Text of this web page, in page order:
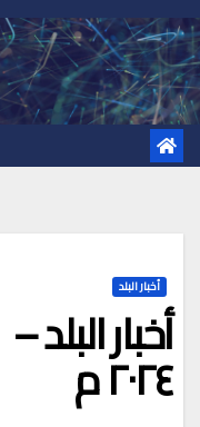
Skip
to
content
أخبار البلد
٢٠٢٤ م